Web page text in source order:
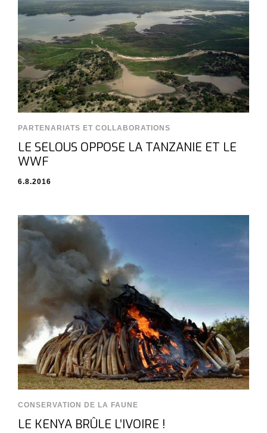
PARTENARIATS ET COLLABORATIONS
LE SELOUS OPPOSE LA TANZANIE ET LE
WWF
6.8.2016
CONSERVATION DE LA FAUNE
LE KENYA BRÛLE L’IVOIRE !